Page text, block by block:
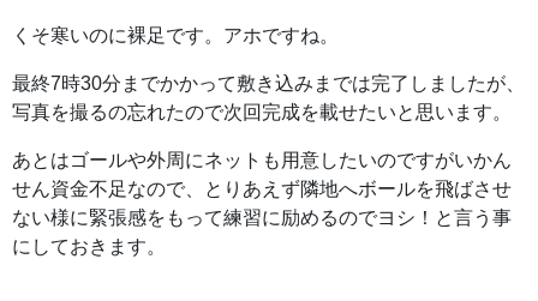
くそ寒いのに裸足です。アホですね。
最終7時30分までかかって敷き込みまでは完了しましたが、
写真を撮るの忘れたので次回完成を載せたいと思います。
あとはゴールや外周にネットも用意したいのですがいかん
せん資金不足なので、とりあえず隣地へボールを飛ばさせ
ない様に緊張感をもって練習に励めるのでヨシ！と言う事
にしておきます。